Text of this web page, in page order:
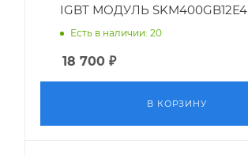
IGBT МОДУЛЬ SKM400GB12E4
Есть в наличии: 20
18 700 ₽
В КОРЗИНУ